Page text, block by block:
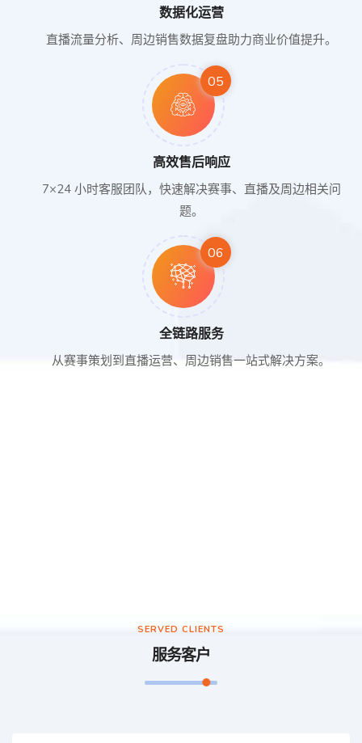
数据化运营
直播流量分析、周边销售数据复盘助力商业价值提升。
05
高效售后响应
7×24 小时客服团队，快速解决赛事、直播及周边相关问
题。
06
全链路服务
从赛事策划到直播运营、周边销售一站式解决方案。
SERVED CLIENTS
服务客户